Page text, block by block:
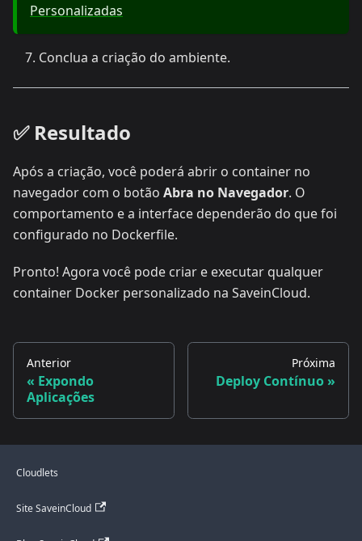
Personalizadas
Conclua a criação do ambiente.
✅ Resultado
Após a criação, você poderá abrir o container no
navegador com o botão Abra no Navegador. O
comportamento e a interface dependerão do que foi
configurado no Dockerfile.
Pronto! Agora você pode criar e executar qualquer
container Docker personalizado na SaveinCloud.
Anterior
Expondo
Aplicações
Próxima
Deploy Contínuo
Cloudlets
Site SaveinCloud